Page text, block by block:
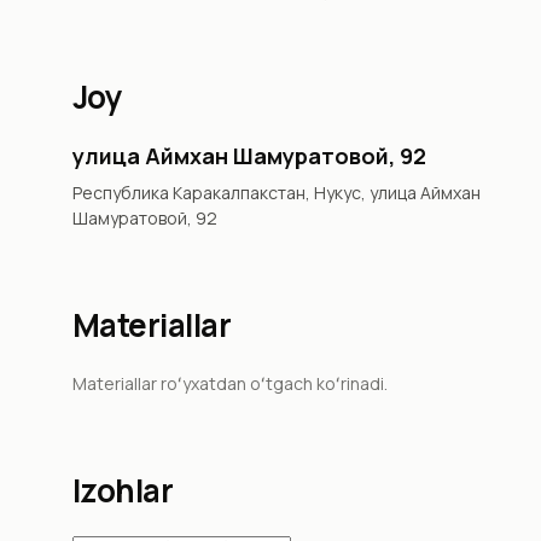
Joy
улица Аймхан Шамуратовой, 92
Республика Каракалпакстан, Нукус, улица Аймхан
Шамуратовой, 92
Materiallar
Materiallar roʻyxatdan oʻtgach koʻrinadi.
Izohlar